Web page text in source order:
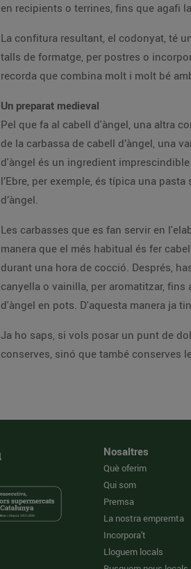
en recipients o terrines, fins que agafi
La confitura resultant, el codonyat, té
talls de formatge, per postres o
recorda que combina molt i molt bé
Un preparat medieval
Pel que fa al cabell d'àngel, una altra
de la carbassa de cabell d’àngel, una
d'àngel és un ingredient
l’Ebre, per exemple, és típica una
d’àngel.
Les carbasses que es fan servir en
manera que el més habitual és fer
durant una hora de cocció. Després,
canyella o vainilla, per aromatitzar,
d'àngel en pots. D'aquesta manera ja
Ja ho saps, si vols posar un punt de
conserves, sinó que també conserves
Nosaltres
Què oferim
Qui som
Premsa
La nostra empremta
Incorpora't
Lloguem locals